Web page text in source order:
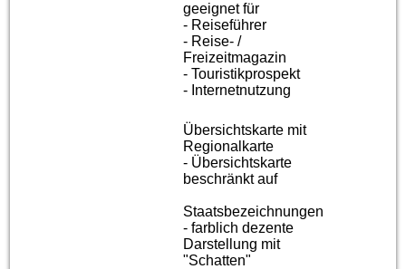
geeignet für
- Reiseführer
- Reise- /
Freizeitmagazin
- Touristikprospekt
- Internetnutzung
Übersichtskarte mit
Regionalkarte
- Übersichtskarte
beschränkt auf
Staatsbezeichnungen
- farblich dezente
Darstellung mit
"Schatten"